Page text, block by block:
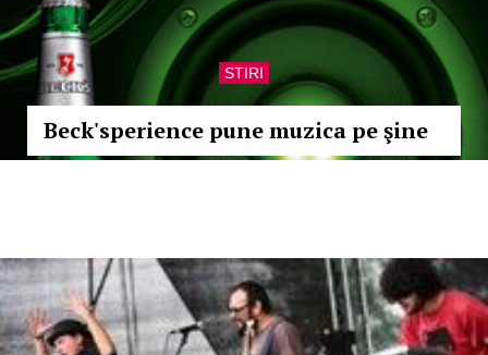
STIRI
Beck'sperience pune muzica pe şine